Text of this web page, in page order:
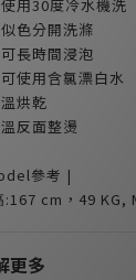
用30度冷水機洗
色分開洗滌
長時間浸泡
使用含氯漂白水
烘乾
反面整燙
參考 |
:167 cm，49 KG,
更多